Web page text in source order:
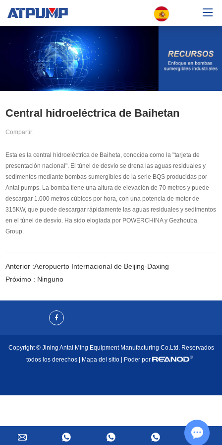
Hogar
Sobre nosotros
Soluciones
Contacta con nosotros
Descargar catálogo
Central hidroeléctrica de Baihetan
Compartir:
Esta es la central hidroeléctrica de Baiheta, conocida como la "tarjeta de
presentación nacional". El túnel de desvío se drena las aguas residuales y
sedimentos mediante bombas sumergibles de la serie BQS producidas por
Antai pumps. La bomba tiene una altura de elevación de 70 metros y puede
descargar 1.000 metros cúbicos por hora, con una potencia de motor de
315KW, que puede descargar rápidamente las aguas residuales y sedimentos
en el túnel de desvío. Ha sido elogiada por POWERCHINA y Gezhouba
Group.
Anterior :Aeropuerto Internacional de Beijing-Daxing
Próximo : Ninguno
Copyright © Jining Antai Ming Equipment Manufacturing Co.Ltd. Reservados
todos los derechos | Mapa del sitio | Poder por